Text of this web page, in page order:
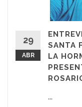
29
ABR
SANTA
LA
...